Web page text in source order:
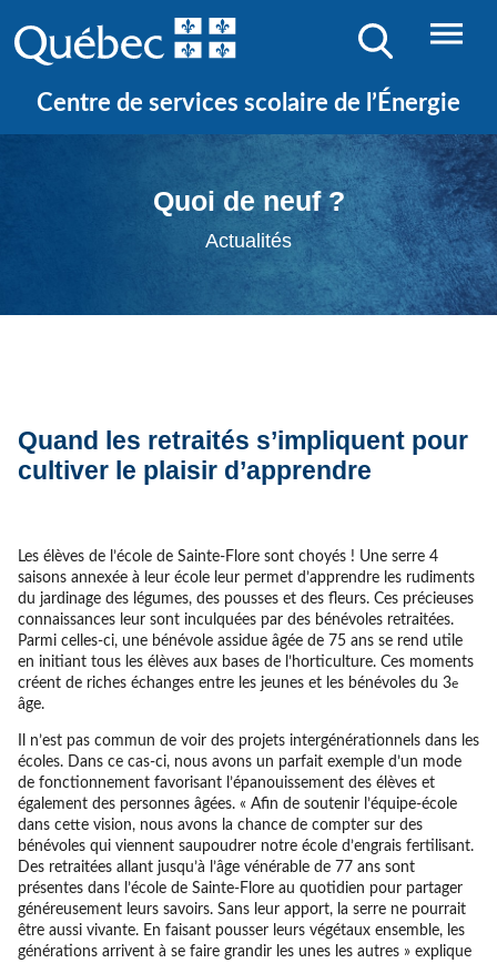
Centre de services scolaire de l’Énergie
Quoi de neuf ?
Actualités
Quand les retraités s’impliquent pour
cultiver le plaisir d’apprendre
Les élèves de l’école de Sainte-Flore sont choyés ! Une serre 4
saisons annexée à leur école leur permet d’apprendre les rudiments
du jardinage des légumes, des pousses et des fleurs. Ces précieuses
connaissances leur sont inculquées par des bénévoles retraitées.
Parmi celles-ci, une bénévole assidue âgée de 75 ans se rend utile
en initiant tous les élèves aux bases de l’horticulture. Ces moments
créent de riches échanges entre les jeunes et les bénévoles du 3e
âge.
Il n’est pas commun de voir des projets intergénérationnels dans les
écoles. Dans ce cas-ci, nous avons un parfait exemple d’un mode
de fonctionnement favorisant l’épanouissement des élèves et
également des personnes âgées. « Afin de soutenir l’équipe-école
dans cette vision, nous avons la chance de compter sur des
bénévoles qui viennent saupoudrer notre école d’engrais fertilisant.
Des retraitées allant jusqu’à l’âge vénérable de 77 ans sont
présentes dans l’école de Sainte-Flore au quotidien pour partager
généreusement leurs savoirs. Sans leur apport, la serre ne pourrait
être aussi vivante. En faisant pousser leurs végétaux ensemble, les
générations arrivent à se faire grandir les unes les autres » explique